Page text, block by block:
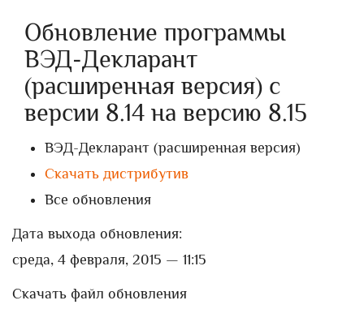
Обновление программы
ВЭД-Декларант
(расширенная версия) с
версии 8.14 на версию 8.15
ВЭД-Декларант (расширенная версия)
Скачать дистрибутив
Все обновления
Дата выхода обновления:
среда, 4 февраля, 2015 — 11:15
Скачать файл обновления